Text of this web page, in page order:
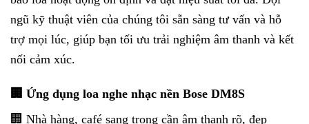
ngũ kỹ thuật viên của chúng tôi sẵn sàng tư vấn và hỗ
trợ mọi lúc, giúp bạn tối ưu trải nghiệm âm thanh và kết
nối cảm xúc.
🏢 Ứng dụng loa nghe nhạc nền Bose DM8S
🏢 Nhà hàng, café sang trọng cần âm thanh rõ, đẹp